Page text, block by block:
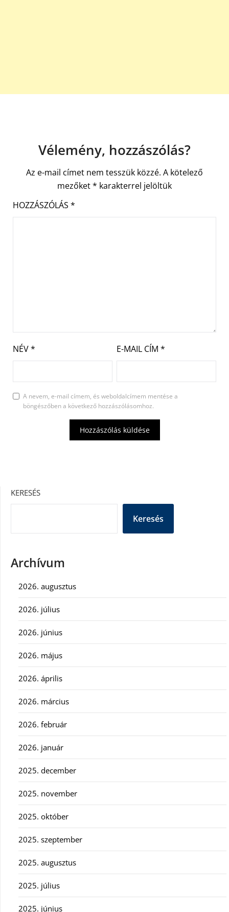
Vélemény, hozzászólás?
Az e-mail címet nem tesszük közzé. A kötelező
mezőket* karakterrel jelöltük
HOZZÁSZÓLÁS *
NÉV* E-MAIL CÍM *
A nevem, e-mail címem, és weboldalcímem mentése a
böngészőben a következő hozzászólásomhoz.
KERESÉS
Keresés
Archívum
2026. augusztus
2026. július
2026. június
2026. május
2026. április
2026. március
2026. február
2026. január
2025. december
2025. november
2025. október
2025. szeptember
2025. augusztus
2025. július
2025. június